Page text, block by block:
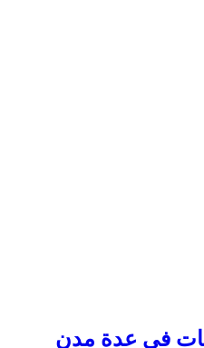
في عدة مدن